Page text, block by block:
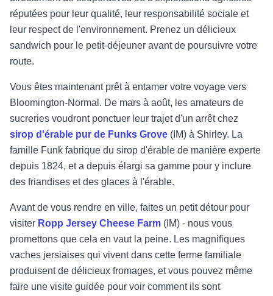
réputées pour leur qualité, leur responsabilité sociale et
leur respect de l'environnement. Prenez un délicieux
sandwich pour le petit-déjeuner avant de poursuivre votre
route.
Vous êtes maintenant prêt à entamer votre voyage vers
Bloomington-Normal. De mars à août, les amateurs de
sucreries voudront ponctuer leur trajet d'un arrêt chez
sirop d'érable pur de Funks Grove (IM) à Shirley. La
famille Funk fabrique du sirop d'érable de manière experte
depuis 1824, et a depuis élargi sa gamme pour y inclure
des friandises et des glaces à l'érable.
Avant de vous rendre en ville, faites un petit détour pour
visiter Ropp Jersey Cheese Farm (IM) - nous vous
promettons que cela en vaut la peine. Les magnifiques
vaches jersiaises qui vivent dans cette ferme familiale
produisent de délicieux fromages, et vous pouvez même
faire une visite guidée pour voir comment ils sont